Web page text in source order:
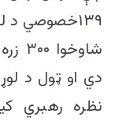
۱۳۹خصوصي د
دي او ټول د